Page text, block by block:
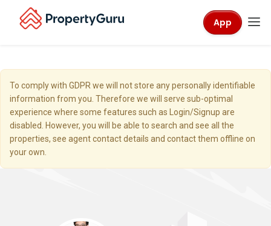
App
To comply with GDPR we will not store any personally identifiable
information from you. Therefore we will serve sub-optimal
experience where some features such as Login/Signup are
disabled. However, you will be able to search and see all the
properties, see agent contact details and contact them offline on
your own.